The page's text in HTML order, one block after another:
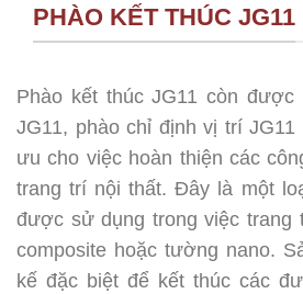
PHÀO KẾT THÚC JG11
Phào kết thúc JG11 còn
JG11, phào chỉ định vị trí
ưu cho việc hoàn thiện các
trang trí nội thất. Đây là một
được sử dụng trong việc trang
composite hoặc tường nano.
kế đặc biệt để kết thúc các